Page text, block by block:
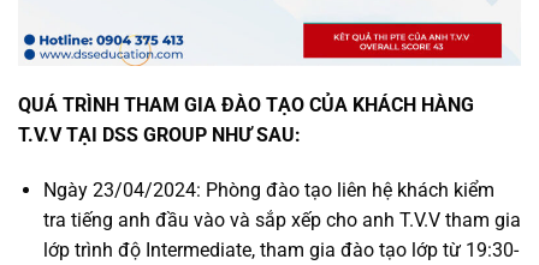
QUÁ TRÌNH THAM GIA ĐÀO TẠO CỦA KHÁCH HÀNG
T.V.V TẠI DSS GROUP NHƯ SAU:
Ngày 23/04/2024: Phòng đào tạo liên hệ khách kiểm
tra tiếng anh đầu vào và sắp xếp cho anh T.V.V tham gia
lớp trình độ Intermediate, tham gia đào tạo lớp từ 19:30-